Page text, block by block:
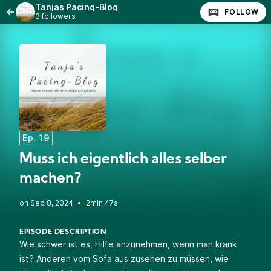
Tanjas Pacing-Blog
3 followers FOLLOW
Ep. 19
Muss ich eigentlich alles selber
machen?
• 2min 47s
EPISODE DESCRIPTION
Wie schwer ist es, Hilfe anzunehmen, wenn man krank
ist? Anderen vom Sofa aus zusehen zu müssen, wie